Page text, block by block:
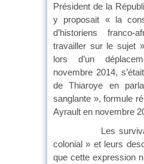
Président de la
y proposait « la
d’historiens
travailler sur le sujet
lors d’un
novembre 2014,
de Thiaroye en
sanglante », formule
Ayrault en novembre
Les survivants
colonial » et leurs
que cette expression